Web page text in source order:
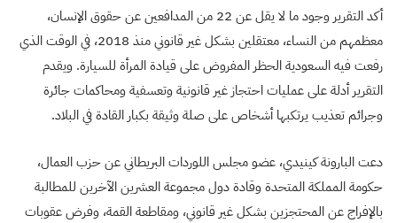
أكد التقرير وجود ما لا يقل عن 22 من المدافعين عن حقوق الإنسان،
معظمهم من النساء، معتقلين بشكل غير قانوني منذ 2018، في الوقت الذي
رفعت فيه السعودية الحظر المفروض على قيادة المرأة للسيارة. ويقدم
التقرير أدلة على عمليات احتجاز غير قانونية وتعسفية ومحاكمات جائرة
وجرائم تعذيب يرتكبها أشخاص على صلة وثيقة بكبار القادة في البلاد.
دعت البارونة كينيدي، عضو مجلس اللوردات البريطاني عن حزب العمال،
حكومة المملكة المتحدة وقادة دول مجموعة العشرين الآخرين للمطالبة
بالإفراج عن المحتجزين بشكل غير قانوني، ومقاطعة القمة، وفرض عقوبات